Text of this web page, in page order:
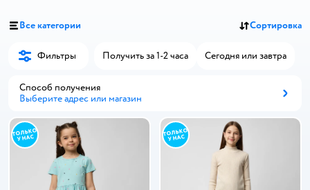
Все категории Сортировка
Фильтры Получить за 1-2 часа Сегодня или завтра
Способ получения
Выберите адрес или магазин